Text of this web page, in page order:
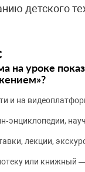
детского
на уроке
и на
лекции,
или книжный